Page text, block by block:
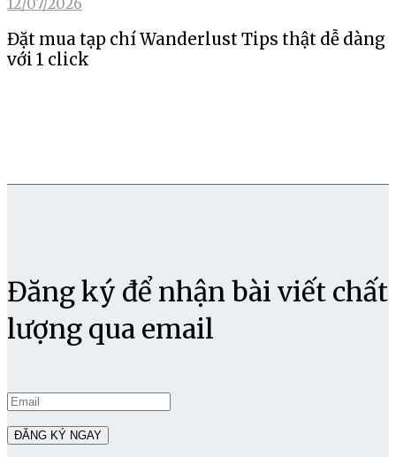
12/07/2026
Đặt mua tạp chí Wanderlust Tips thật dễ dàng
với 1 click
Đăng ký để nhận bài viết chất
lượng qua email